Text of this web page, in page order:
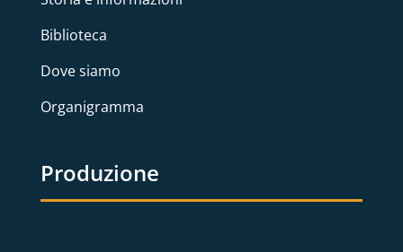
Biblioteca
Dove siamo
Organigramma
Produzione